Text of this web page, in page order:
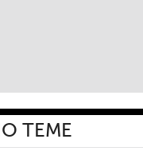
ТЕМЕ